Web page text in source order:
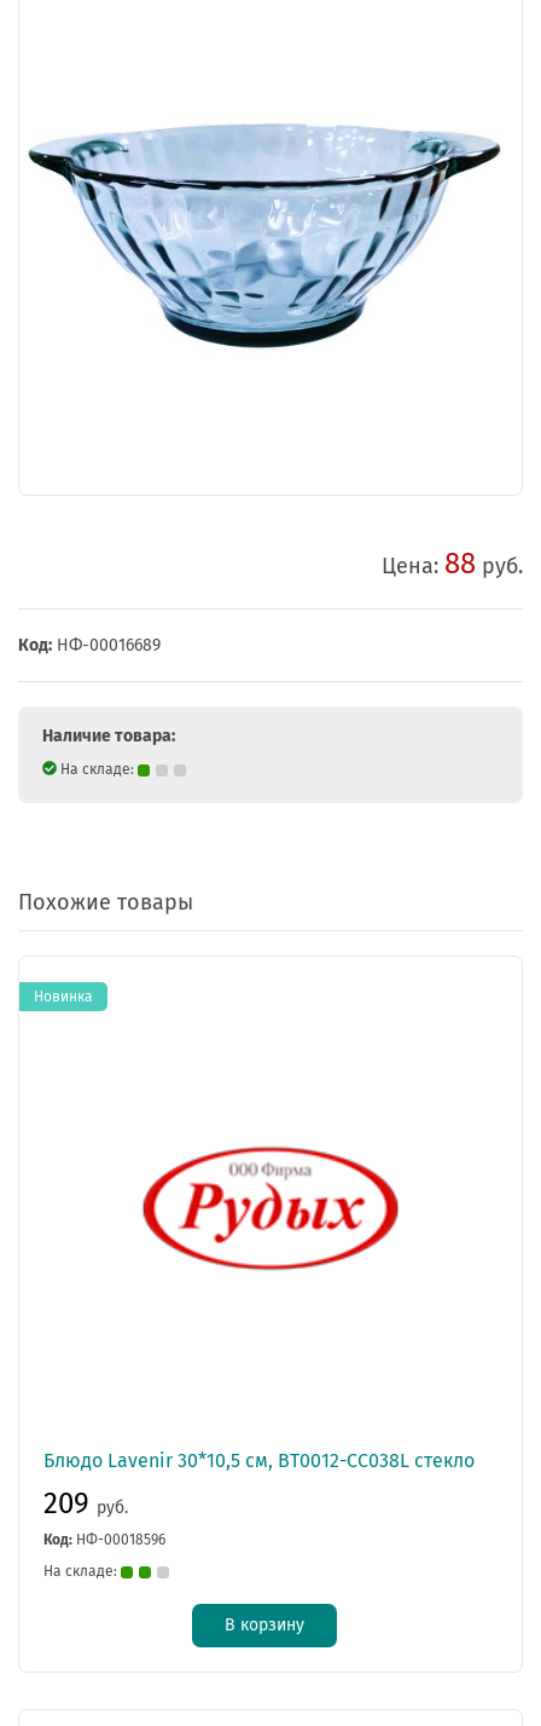
Цена: 88 руб.
Код: НФ-00016689
Наличие товара:
На складе:
Похожие товары
Блюдо Lavenir 30*10,5 см, BT0012-CC038L стекло
209 руб.
Код: НФ-00018596
На складе:
В корзину
Новинка